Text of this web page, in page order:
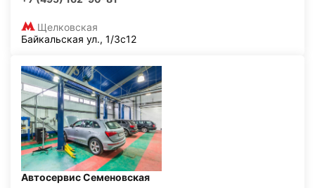
Щелковская
Байкальская ул., 1/3с12
Автосервис Семеновская